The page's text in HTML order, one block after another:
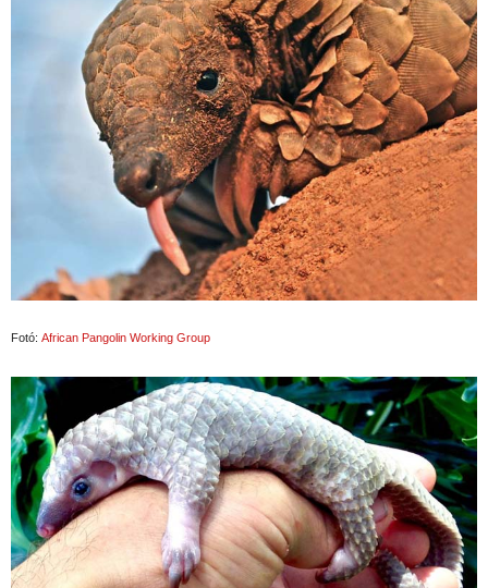
Fotó: African Pangolin Working Group